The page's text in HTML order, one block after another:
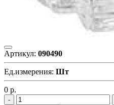
Артикул: 090490
Ед.измерения: Шт
0 р.